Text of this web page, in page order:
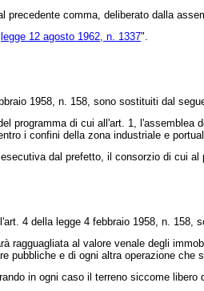
comma, deliberato dalla
legge 12 agosto 1962, n. 1337".
1958, n. 158, sono sostituiti dal
programma di cui all'art. 1, l'assemblea
i confini della zona industriale e
dal prefetto, il consorzio di cui al
4 della legge 4 febbraio 1958, n. 158,
ragguagliata al valore venale degli
pubbliche e di ogni altra operazione
in ogni caso il terreno siccome libero